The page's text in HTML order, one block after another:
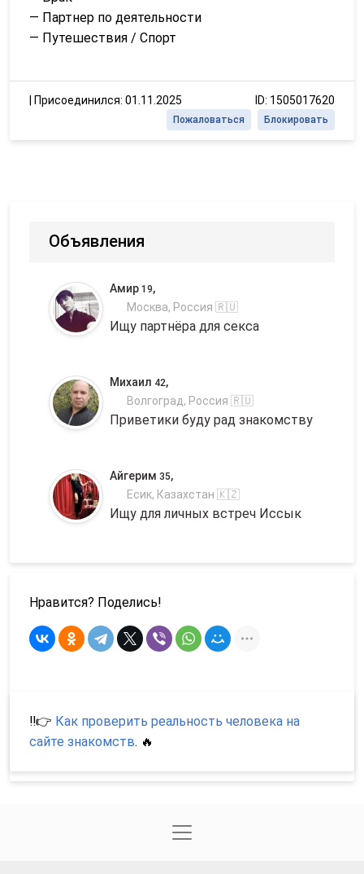
— Партнер по деятельности
— Путешествия / Спорт
| Присоединился: 01.11.2025 ID: 1505017620
Блокировать
Пожаловаться
Объявления
Амир 19,
Москва, Россия 🇷🇺
Ищу партнёра для секса
Михаил 42,
Волгоград, Россия 🇷🇺
Приветики буду рад знакомству
Айгерим 35,
Есик, Казахстан 🇰🇿
Ищу для личных встреч Иссык
Нравится? Поделись!
‼️👉 Как проверить реальность человека на
сайте знакомств. 🔥